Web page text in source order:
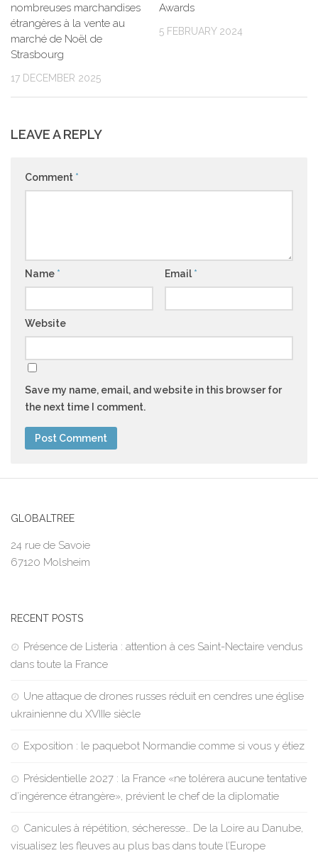
nombreuses marchandises
étrangères à la vente au
marché de Noël de
Strasbourg
17 DECEMBER 2025
Awards
5 FEBRUARY 2024
LEAVE A REPLY
Comment *
Name * Email *
Website
Save my name, email, and website in this browser for
the next time I comment.
GLOBALTREE
24 rue de Savoie
67120 Molsheim
RECENT POSTS
Présence de Listeria : attention à ces Saint-Nectaire vendus
dans toute la France
Une attaque de drones russes réduit en cendres une église
ukrainienne du XVIIIe siècle
Exposition : le paquebot Normandie comme si vous y étiez
Présidentielle 2027 : la France «ne tolérera aucune tentative
d’ingérence étrangère», prévient le chef de la diplomatie
Canicules à répétition, sécheresse… De la Loire au Danube,
visualisez les fleuves au plus bas dans toute l’Europe